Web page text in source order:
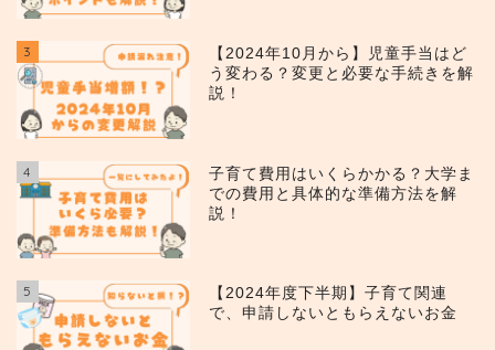
3
【2024年10月から】児童手当はど
う変わる？変更と必要な手続きを解
説！
4
子育て費用はいくらかかる？大学ま
での費用と具体的な準備方法を解
説！
5
【2024年度下半期】子育て関連
で、申請しないともらえないお金